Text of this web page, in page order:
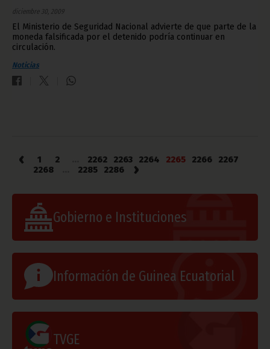
diciembre 30, 2009
El Ministerio de Seguridad Nacional advierte de que parte de la
moneda falsificada por el detenido podría continuar en
circulación.
Noticias
‹ 1 2 2262 2263 2264 2265 2266
2267
2268
2285 2286 ›
Gobierno e Instituciones
Información de Guinea Ecuatorial
TVGE